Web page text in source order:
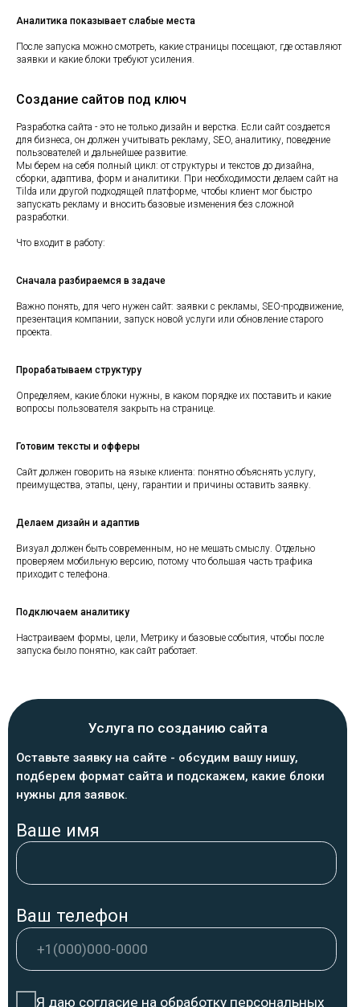
Аналитика показывает слабые места
После запуска можно смотреть, какие страницы посещают, где оставляют
заявки и какие блоки требуют усиления.
Создание сайтов под ключ
Разработка сайта - это не только дизайн и верстка. Если сайт создается
для бизнеса, он должен учитывать рекламу, SEO, аналитику, поведение
пользователей и дальнейшее развитие.
Мы берем на себя полный цикл: от структуры и текстов до дизайна,
сборки, адаптива, форм и аналитики. При необходимости делаем сайт на
Tilda или другой подходящей платформе, чтобы клиент мог быстро
запускать рекламу и вносить базовые изменения без сложной
разработки.
Что входит в работу:
Сначала разбираемся в задаче
Важно понять, для чего нужен сайт: заявки с рекламы, SEO-продвижение,
презентация компании, запуск новой услуги или обновление старого
проекта.
Прорабатываем структуру
Определяем, какие блоки нужны, в каком порядке их поставить и какие
вопросы пользователя закрыть на странице.
Готовим тексты и офферы
Сайт должен говорить на языке клиента: понятно объяснять услугу,
преимущества, этапы, цену, гарантии и причины оставить заявку.
Делаем дизайн и адаптив
Визуал должен быть современным, но не мешать смыслу. Отдельно
проверяем мобильную версию, потому что большая часть трафика
приходит с телефона.
Подключаем аналитику
Настраиваем формы, цели, Метрику и базовые события, чтобы после
запуска было понятно, как сайт работает.
сайта разрешено только с согласия правообладателя.
МЕНЮ
salvare-market@yandex.ru
+7(917) 468-05-67
г. Уфа, ул. Цюрупы, 151/1
Преимущества
Услуги
Отзывы
ОГРНИП 322028000029041
ИНН 024505048445